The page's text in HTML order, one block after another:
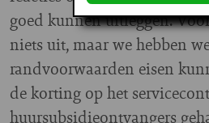
goed kunnen uitleggen.
niets uit, maar we hebben
randvoorwaarden eisen
de korting op het
huursubsidieontvangers